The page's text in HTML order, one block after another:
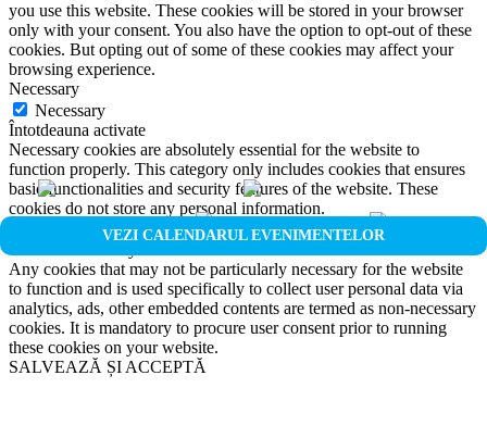
VEZI CALENDARUL EVENIMENTELOR
you use this website. These cookies will be stored in your browser
only with your consent. You also have the option to opt-out of these
cookies. But opting out of some of these cookies may affect your
browsing experience.
Necessary
Necessary
Întotdeauna activate
Necessary cookies are absolutely essential for the website to
function properly. This category only includes cookies that ensures
basic functionalities and security features of the website. These
cookies do not store any personal information.
Non-necessary
Any cookies that may not be particularly necessary for the website
to function and is used specifically to collect user personal data via
analytics, ads, other embedded contents are termed as non-necessary
cookies. It is mandatory to procure user consent prior to running
these cookies on your website.
SALVEAZĂ ȘI ACCEPTĂ